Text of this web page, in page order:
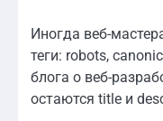
Иногда веб-
теги: robots,
блога о веб-
остаются title и